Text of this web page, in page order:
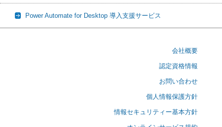
Power Automate for Desktop 導入支援サービス
会社概要
認定資格情報
お問い合わせ
個人情報保護方針
情報セキュリティー基本方針